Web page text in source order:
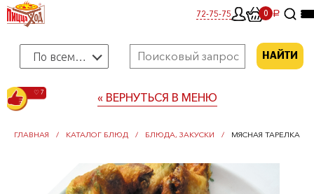
72-75-75 00a
По всему меню НАЙТИ
« ВЕРНУТЬСЯ В МЕНЮ
ГЛАВНАЯ КАТАЛОГ БЛЮД БЛЮДА, ЗАКУСКИ МЯСНАЯ ТАРЕЛКА
♡ 7